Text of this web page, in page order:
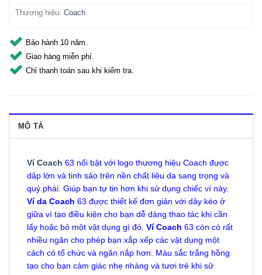
Thương hiệu: Coach
Bảo hành 10 năm.
Giao hàng miễn phí.
Chỉ thanh toán sau khi kiểm tra.
MÔ TẢ
Ví Coach 63 nổi bật với logo thương hiệu Coach được
dập lớn và tinh sảo trên nền chất liệu da sang trọng và
quý phái. Giúp bạn tự tin hơn khi sử dụng chiếc ví này.
Ví da Coach 63 được thiết kế đơn giản với dây kéo ở
giữa ví tạo điều kiện cho bạn dễ dàng thao tác khi cần
lấy hoặc bỏ một vật dụng gì đó. Ví Coach 63 còn có rất
nhiều ngăn cho phép bạn xắp xếp các vật dụng một
cách có tổ chức và ngăn nắp hơn. Màu sắc trắng hồng
tạo cho bạn cảm giác nhẹ nhàng và tươi trẻ khi sử